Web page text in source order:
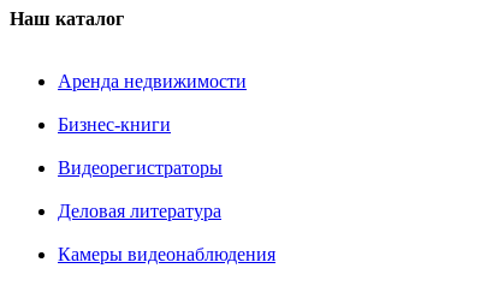
Наш каталог
Аренда недвижимости
Бизнес-книги
Видеорегистраторы
Деловая литература
Камеры видеонаблюдения